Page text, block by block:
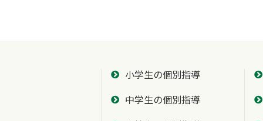
小学生の個別指導
中学生の個別指導